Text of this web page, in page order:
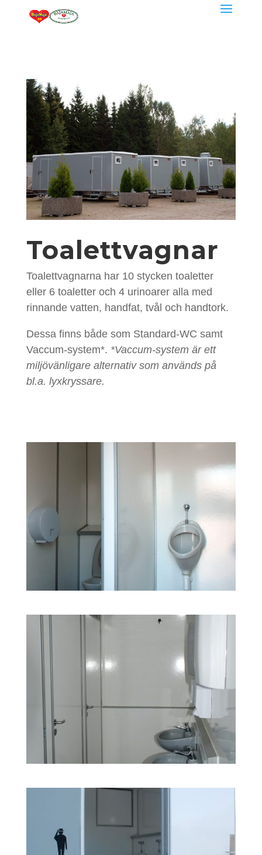
Toalettvagnar
Toalettvagnarna har 10 stycken toaletter
eller 6 toaletter och 4 urinoarer alla med
rinnande vatten, handfat, tvål och handtork.
Dessa finns både som Standard‑WC samt
Vaccum‑system*. *Vaccum‑system är ett
miljövänligare alternativ som används på
bl.a. lyxkryssare.